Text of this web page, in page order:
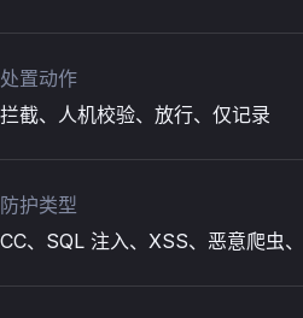
处置动作
拦截、人机校验、放行、仅记录
防护类型
CC、SQL 注入、XSS、恶意爬虫